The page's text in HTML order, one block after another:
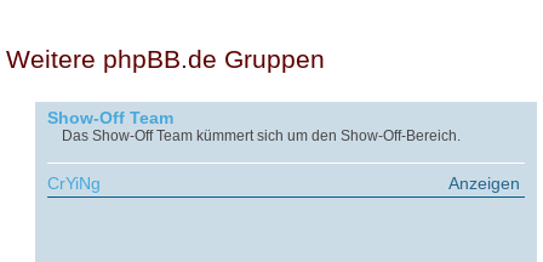
Weitere phpBB.de Gruppen
Show-Off Team
Das Show-Off Team kümmert sich um den Show-Off-Bereich.
Anzeigen
CrYiNg